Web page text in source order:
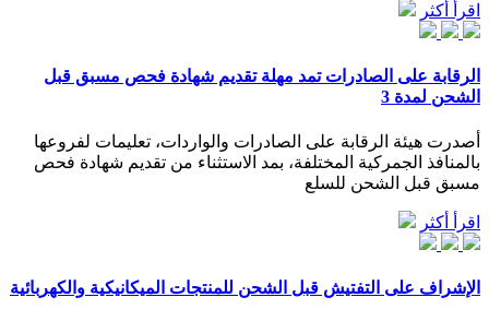
اقرأ أكثر
الرقابة على الصادرات تمد مهلة تقديم شهادة فحص مسبق قبل
الشحن لمدة 3
أصدرت هيئة الرقابة على الصادرات والواردات، تعليمات لفروعها
بالمنافذ الجمركية المختلفة، بمد الاستثناء من تقديم شهادة فحص
مسبق قبل الشحن للسلع
اقرأ أكثر
الإشراف على التفتيش قبل الشحن للمنتجات الميكانيكية والكهربائية